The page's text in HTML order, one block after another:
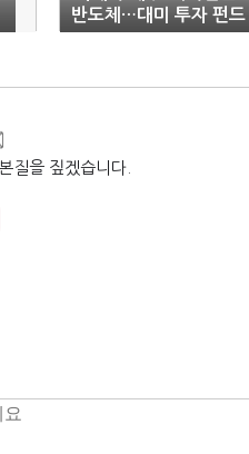
반도체…대미 투자 펀드
조성 ‘과제’
질을 짚겠습니다.